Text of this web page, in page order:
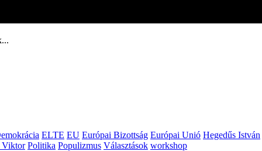
ELTE EU Európai Bizottság Európai Unió Hegedűs István
Viktor Politika Populizmus Választások workshop